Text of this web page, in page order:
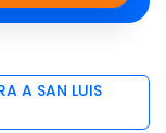
A SAN LUIS